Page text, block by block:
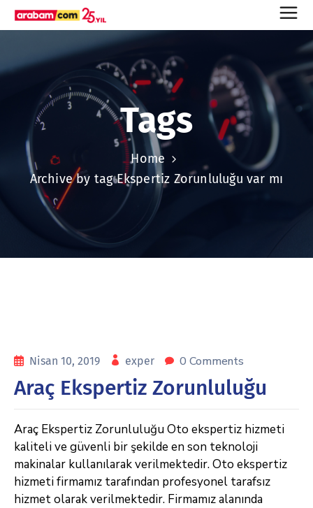
Tags
Home
Archive by tag Ekspertiz Zorunluluğu var mı
Nisan 10, 2019 exper 0 Comments
Araç Ekspertiz Zorunluluğu
Araç Ekspertiz Zorunluluğu Oto ekspertiz hizmeti
kaliteli ve güvenli bir şekilde en son teknoloji
makinalar kullanılarak verilmektedir. Oto ekspertiz
hizmeti firmamız tarafından profesyonel tarafsız
hizmet olarak verilmektedir. Firmamız alanında